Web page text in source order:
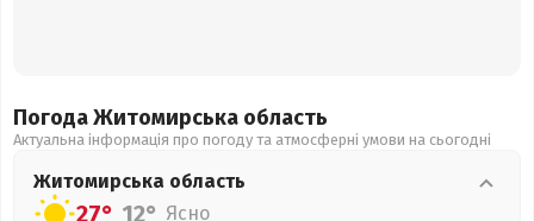
Погода Житомирська область
Актуальна інформація про погоду та атмосферні умови на сьогодні
Житомирська область
27° 12° Ясно